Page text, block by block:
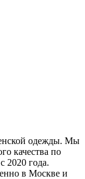
одежды. Мы
качества по
2020 года.
в Москве и